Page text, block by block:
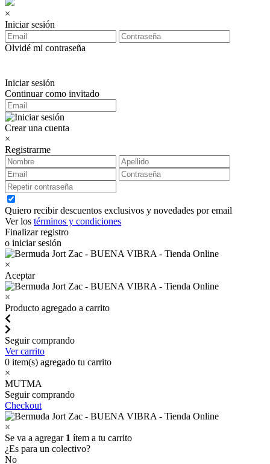
×
Iniciar sesión
Olvidé mi contraseña
Iniciar sesión
Continuar como invitado
Crear una cuenta
×
Registrarme
Quiero recibir descuentos exclusivos y novedades por email
Ver los términos y condiciones
Finalizar registro
o iniciar sesión
×
Aceptar
×
Producto agregado a carrito
Seguir comprando
Ver carrito
0 item(s) agregado tu carrito
×
MUTMA
Seguir comprando
Checkout
×
Se va a agregar 1 ítem a tu carrito
¿Es para un colectivo?
No